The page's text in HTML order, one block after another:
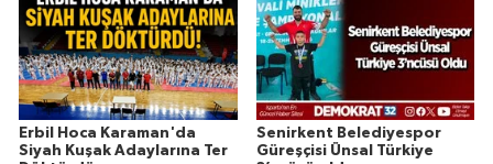
Erbil Hoca Karaman'da
Siyah Kuşak Adaylarına Ter
Senirkent Belediyespor
Güreşçisi Ünsal Türkiye